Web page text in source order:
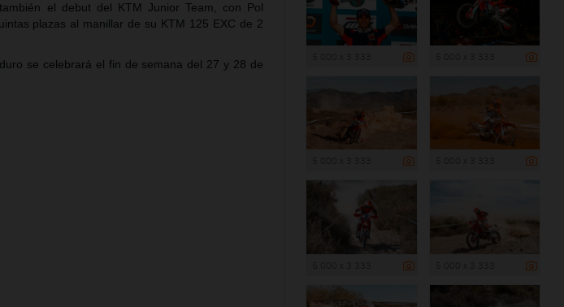
el debut del KTM Junior Team, con Pol
plazas al manillar de su KTM 125 EXC de 2
se celebrará el fin de semana del 27 y 28 de